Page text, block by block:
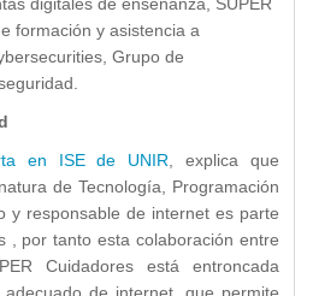
formación y asistencia a
Grupo de
en ISE de UNIR , explica que
de Tecnología, Programación
y responsable de internet es parte
, por tanto esta colaboración entre
Cuidadores está entroncada